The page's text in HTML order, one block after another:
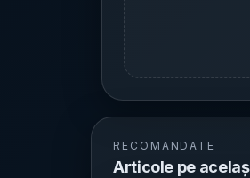
RECOMANDATE
Articole pe